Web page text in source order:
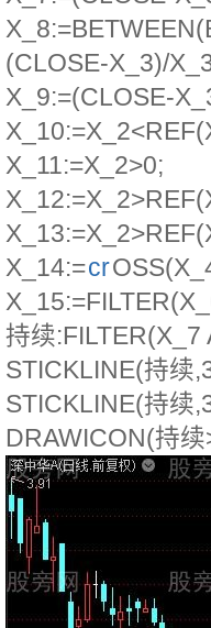
(CLOSE-X_3)/
X_9:=(CLOSE-
X_11:=X_2>0;
X_14:=cr
持续
STICKLINE(持续
STICKLINE(持续
DRAWICON(持